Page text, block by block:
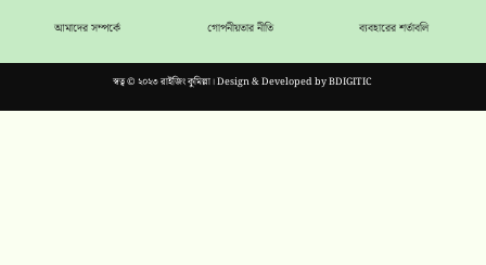
আমাদের সম্পর্কে গোপনীয়তার নীতি ব্যবহারের শর্তাবলি
স্বত্ব © ২০২৩ রাইজিং কুমিল্লা। Design & Developed byBDIGITIC